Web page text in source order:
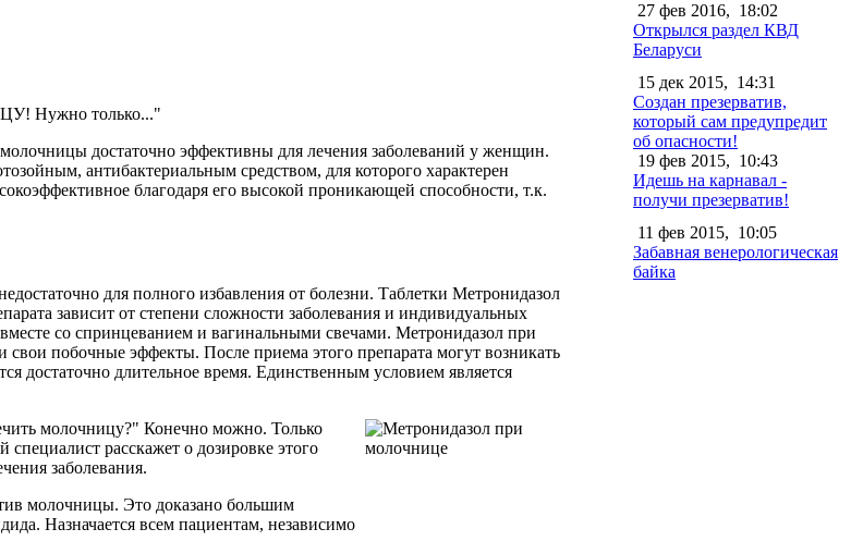
Нужно только..."
достаточно эффективны для лечения заболеваний у женщин.
антибактериальным средством, для которого характерен
благодаря его высокой проникающей способности, т.к.
для полного избавления от болезни. Таблетки Метронидазол
зависит от степени сложности заболевания и индивидуальных
со спринцеванием и вагинальными свечами. Метронидазол при
побочные эффекты. После приема этого препарата могут возникать
достаточно длительное время. Единственным условием является
молочницу?" Конечно можно. Только
расскажет о дозировке этого
заболевания.
молочницы. Это доказано большим
Назначается всем пациентам, независимо
27 фев 2016, 18:02
Открылся раздел КВД
Беларуси
15 дек 2015, 14:31
Создан презерватив,
который сам предупредит
об опасности!
19 фев 2015, 10:43
Идешь на карнавал -
получи презерватив!
11 фев 2015, 10:05
Забавная венерологическая
байка